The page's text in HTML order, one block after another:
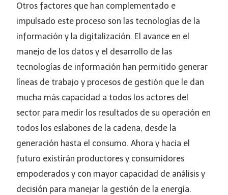
Otros factores que han complementado e
impulsado este proceso son las tecnologías de la
información y la digitalización. El avance en el
manejo de los datos y el desarrollo de las
tecnologías de información han permitido generar
líneas de trabajo y procesos de gestión que le dan
mucha más capacidad a todos los actores del
sector para medir los resultados de su operación en
todos los eslabones de la cadena, desde la
generación hasta el consumo. Ahora y hacia el
futuro existirán productores y consumidores
empoderados y con mayor capacidad de análisis y
decisión para manejar la gestión de la energía.